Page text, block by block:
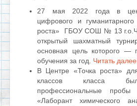
27 мая 2022 года в
цифрового и
роста» ГБОУ СОШ № 13
открытый шахматный
основная цель которого —
обучения за год. Читать
В Центре «Точка роста»
классов класса
профессиональные
«Лаборант химического